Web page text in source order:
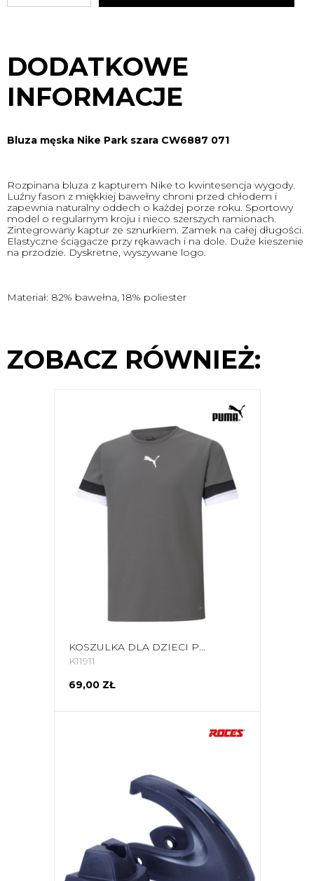
DODATKOWE
INFORMACJE
Bluza męska Nike Park szara CW6887 071
Rozpinana bluza z kapturem Nike to kwintesencja wygody.
Luźny fason z miękkiej bawełny chroni przed chłodem i
zapewnia naturalny oddech o każdej porze roku. Sportowy
model o regularnym kroju i nieco szerszych ramionach.
Zintegrowany kaptur ze sznurkiem. Zamek na całej długości.
Elastyczne ściągacze przy rękawach i na dole. Duże kieszenie
na przodzie. Dyskretne, wyszywane logo.
Materiał: 82% bawełna, 18% poliester
ZOBACZ RÓWNIEŻ:
KOSZULKA DLA DZIECI PUMA TEAMRISE JERSEY JR SZARA 704938 13
K11911
69,00 ZŁ